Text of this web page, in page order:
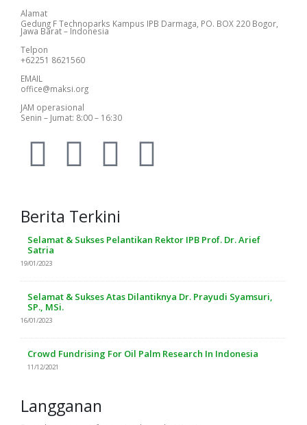
Alamat
Gedung F Technoparks Kampus IPB Darmaga, PO. BOX 220 Bogor,
Jawa Barat – Indonesia
Telpon
+62251 8621560
EMAIL
office@maksi.org
JAM operasional
Senin – Jumat: 8:00 – 16:30
Berita Terkini
Selamat & Sukses Pelantikan Rektor IPB Prof. Dr. Arief
Satria
19/01/2023
Selamat & Sukses Atas Dilantiknya Dr. Prayudi Syamsuri,
SP., MSi.
16/01/2023
Crowd Fundrising For Oil Palm Research In Indonesia
11/12/2021
Langganan